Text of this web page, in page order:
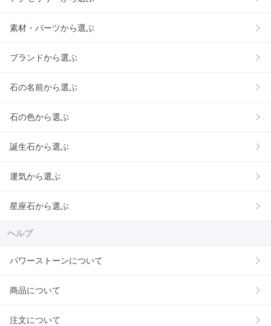
素材・パーツから選ぶ
ブランドから選ぶ
石の名前から選ぶ
石の色から選ぶ
誕生石から選ぶ
運気から選ぶ
星座石から選ぶ
ヘルプ
パワーストーンについて
商品について
注文について